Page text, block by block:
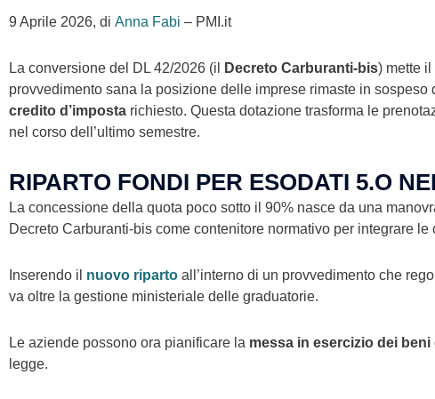
9 Aprile 2026, di Anna Fabi – PMI.it
La conversione del DL 42/2026 (il Decreto Carburanti-bis) mette
provvedimento sana la posizione delle imprese rimaste in
credito d’imposta richiesto. Questa dotazione trasforma le
nel corso dell’ultimo semestre.
RIPARTO FONDI PER ESODATI 5.O
La concessione della quota poco sotto il 90% nasce da una
Decreto Carburanti-bis come contenitore normativo per integrare
Inserendo il nuovo riparto all’interno di un provvedimento che
va oltre la gestione ministeriale delle graduatorie.
Le aziende possono ora pianificare la messa in esercizio dei beni
legge.